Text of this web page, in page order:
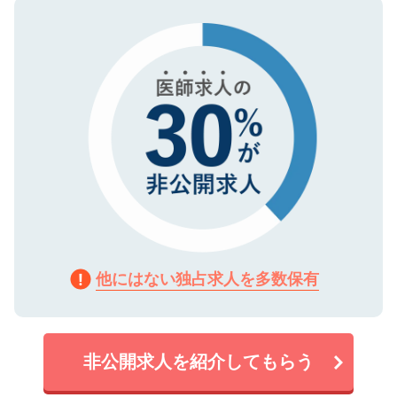
で、機密保持に関してもご安心ください。
他にはない独占求人を多数保有
非公開求人を紹介してもらう